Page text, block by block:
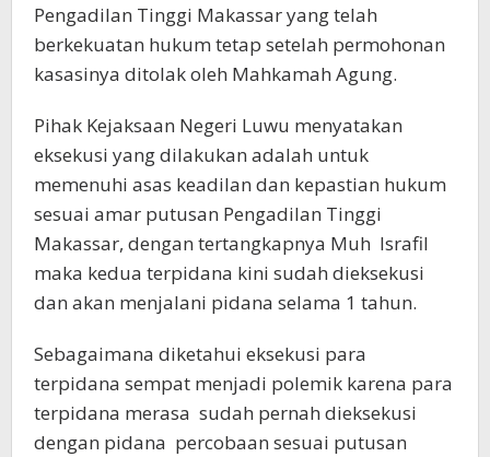
Pengadilan Tinggi Makassar yang telah
berkekuatan hukum tetap setelah permohonan
kasasinya ditolak oleh Mahkamah Agung.
Pihak Kejaksaan Negeri Luwu menyatakan
eksekusi yang dilakukan adalah untuk
memenuhi asas keadilan dan kepastian hukum
sesuai amar putusan Pengadilan Tinggi
Makassar, dengan tertangkapnya Muh Israfil
maka kedua terpidana kini sudah dieksekusi
dan akan menjalani pidana selama 1 tahun.
Sebagaimana diketahui eksekusi para
terpidana sempat menjadi polemik karena para
terpidana merasa sudah pernah dieksekusi
dengan pidana percobaan sesuai putusan